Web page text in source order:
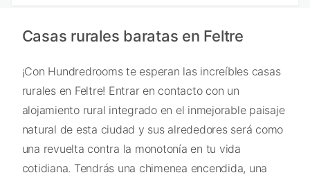
Casas rurales baratas en Feltre
¡Con Hundredrooms te esperan las increíbles casas
rurales en Feltre! Entrar en contacto con un
alojamiento rural integrado en el inmejorable paisaje
natural de esta ciudad y sus alrededores será como
una revuelta contra la monotonía en tu vida
cotidiana. Tendrás una chimenea encendida, una